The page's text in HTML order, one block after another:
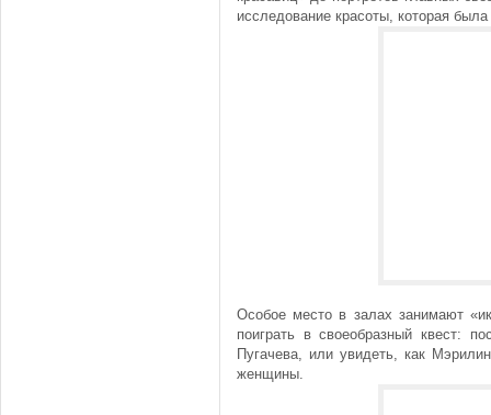
исследование красоты, которая
Особое место в залах занимают
поиграть в своеобразный квест:
Пугачева, или увидеть, как
женщины.